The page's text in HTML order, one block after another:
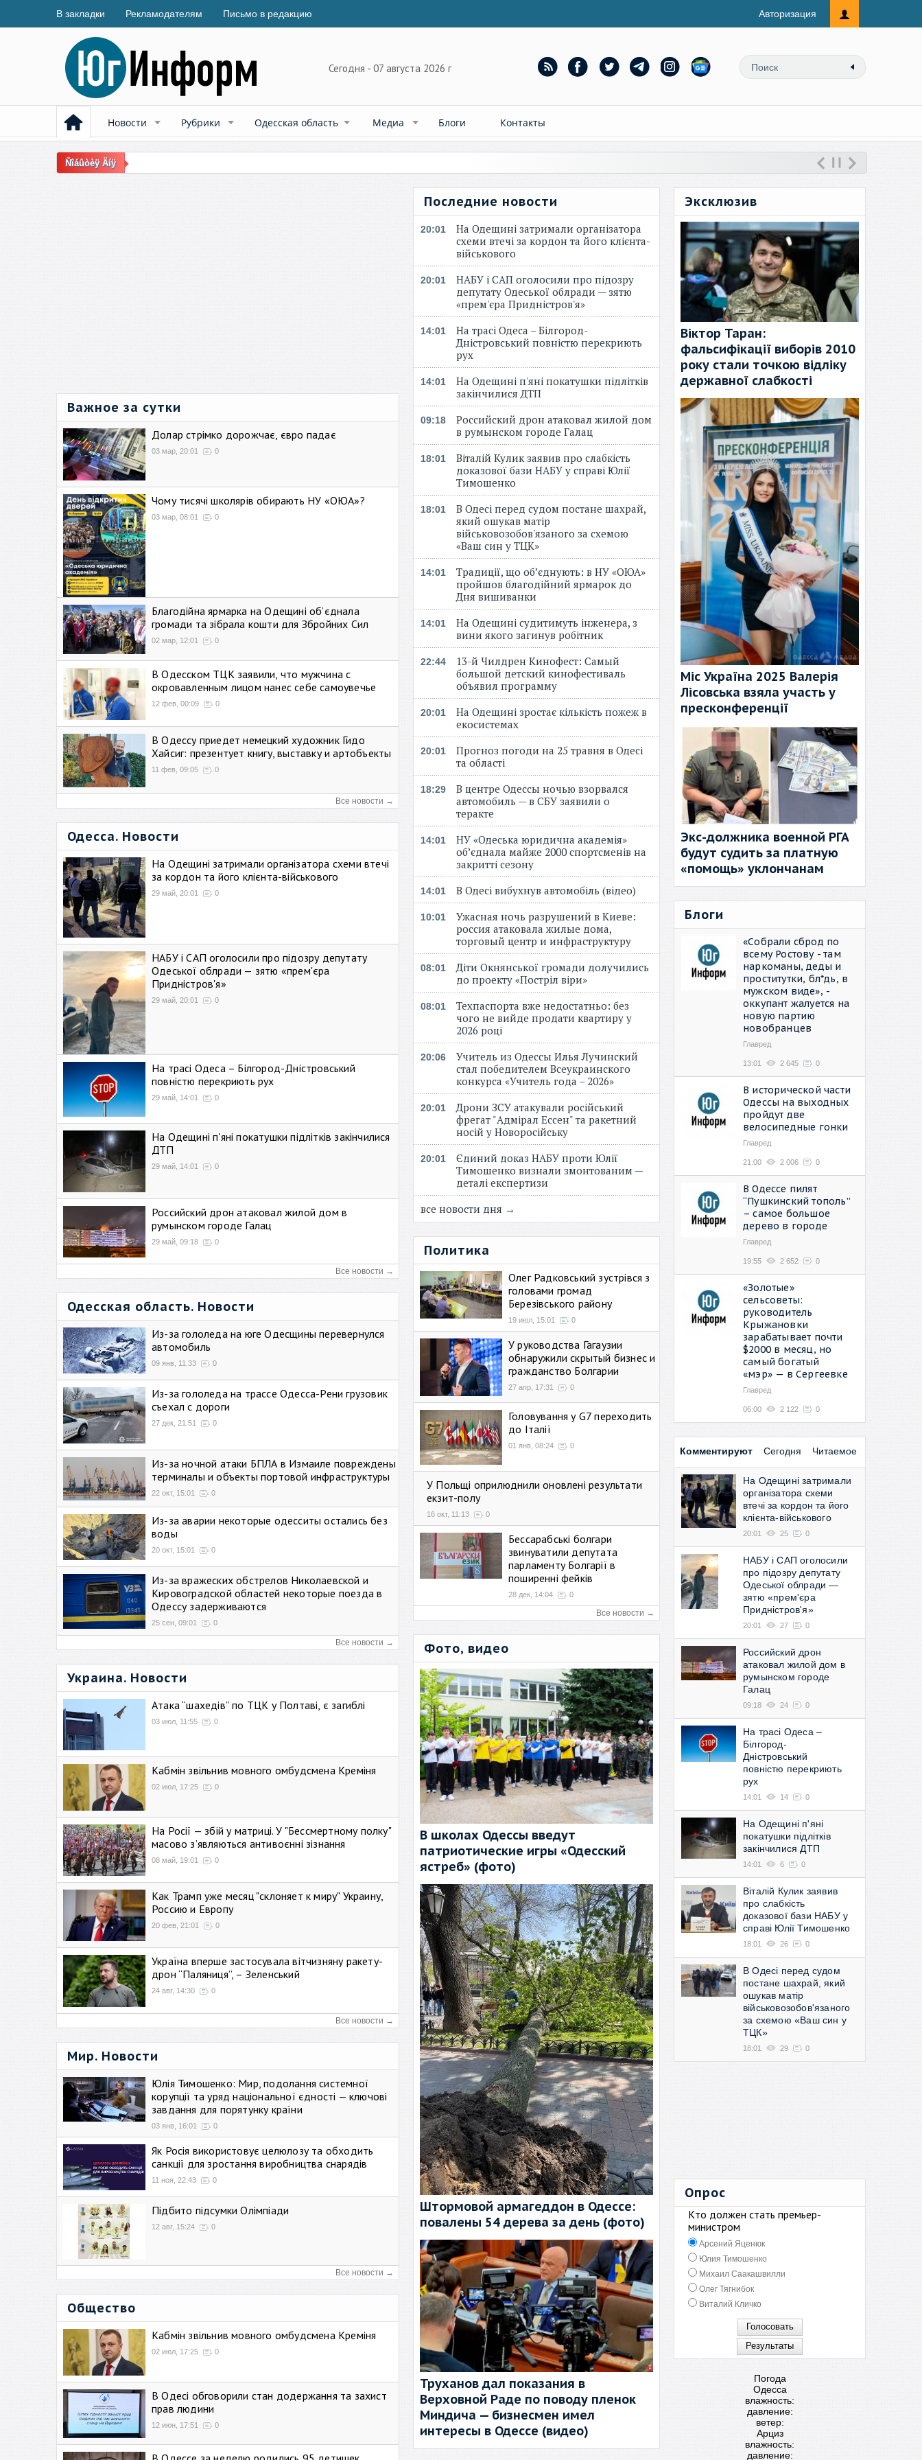
В закладки Рекламодателям Письмо в редакцию Авторизация
Сегодня - 07 августа 2026 г
Новости Рубрики Одесская область Медиа Блоги Контакты
Ñîáûòèÿ Äíÿ
Важное за сутки
Долар стрімко дорожчає, євро падає
03 мар, 20:01 0
Чому тисячі школярів обирають НУ «ОЮА»?
03 мар, 08:01 0
Благодійна ярмарка на Одещині об’єднала
громади та зібрала кошти для Збройних Сил
02 мар, 12:01 0
В Одесском ТЦК заявили, что мужчина с
окровавленным лицом нанес себе самоувечье
12 фев, 00:09 0
В Одессу приедет немецкий художник Гидо
Хайсиг: презентует книгу, выставку и артобъекты
11 фев, 09:05 0
Все новости →
Одесса. Новости
На Одещині затримали організатора схеми втечі
за кордон та його клієнта-військового
29 май, 20:01 0
НАБУ і САП оголосили про підозру депутату
Одеської облради — зятю «прем'єра
Придністров'я»
29 май, 20:01 0
На трасі Одеса – Білгород-Дністровський
повністю перекриють рух
29 май, 14:01 0
На Одещині п'яні покатушки підлітків закінчилися
ДТП
29 май, 14:01 0
Российский дрон атаковал жилой дом в
румынском городе Галац
29 май, 09:18 0
Все новости →
Одесская область. Новости
Из-за гололеда на юге Одесщины перевернулся
автомобиль
09 янв, 11:33 0
Из-за гололеда на трассе Одесса-Рени грузовик
съехал с дороги
27 дек, 21:51 0
Из-за ночной атаки БПЛА в Измаиле повреждены
терминалы и объекты портовой инфраструктуры
22 окт, 15:01 0
Из-за аварии некоторые одесситы остались без
воды
20 окт, 15:01 0
Из-за вражеских обстрелов Николаевской и
Кировоградской областей некоторые поезда в
Одессу задерживаются
25 сен, 09:01 0
Все новости →
Украина. Новости
Атака “шахедів” по ТЦК у Полтаві, є загиблі
03 июл, 11:55 0
Кабмін звільнив мовного омбудсмена Креміня
02 июл, 17:25 0
На Росії — збій у матриці. У "Бессмертному полку"
масово зʼявляються антивоєнні зізнання
08 май, 19:01 0
Как Трамп уже месяц "склоняет к миру" Украину,
Россию и Европу
20 фев, 21:01 0
Україна вперше застосувала вітчизняну ракету-
дрон “Паляниця”, – Зеленський
24 авг, 14:30 0
Все новости →
Мир. Новости
Юлія Тимошенко: Мир, подолання системної
корупції та уряд національної єдності — ключові
завдання для порятунку країни
03 янв, 16:01 0
Як Росія використовує целюлозу та обходить
санкції для зростання виробництва снарядів
11 ноя, 22:43 0
Підбито підсумки Олімпіади
12 авг, 15:24 0
Все новости →
Общество
Кабмін звільнив мовного омбудсмена Креміня
02 июл, 17:25 0
В Одесі обговорили стан додержання та захист
прав людини
12 июн, 17:51 0
Последние новости
20:01
На Одещині затримали організатора
схеми втечі за кордон та його клієнта-
військового
20:01
НАБУ і САП оголосили про підозру
депутату Одеської облради — зятю
«прем'єра Придністров'я»
14:01
На трасі Одеса – Білгород-
Дністровський повністю перекриють
рух
14:01
На Одещині п'яні покатушки підлітків
закінчилися ДТП
09:18
Российский дрон атаковал жилой дом
в румынском городе Галац
18:01
Віталій Кулик заявив про слабкість
доказової бази НАБУ у справі Юлії
Тимошенко
18:01
В Одесі перед судом постане шахрай,
який ошукав матір
військовозобов'язаного за схемою
«Ваш син у ТЦК»
14:01
Традиції, що об’єднують: в НУ «ОЮА»
пройшов благодійний ярмарок до
Дня вишиванки
14:01
На Одещині судитимуть інженера, з
вини якого загинув робітник
22:44
13-й Чилдрен Кинофест: Самый
большой детский кинофестиваль
объявил программу
20:01
На Одещині зростає кількість пожеж в
екосистемах
20:01
Прогноз погоди на 25 травня в Одесі
та області
18:29
В центре Одессы ночью взорвался
автомобиль — в СБУ заявили о
теракте
14:01
НУ «Одеська юридична академія»
об’єднала майже 2000 спортсменів на
закритті сезону
14:01 В Одесі вибухнув автомобіль (відео)
10:01
Ужасная ночь разрушений в Киеве:
россия атаковала жилые дома,
торговый центр и инфраструктуру
08:01
Діти Окнянської громади долучились
до проекту «Постріл віри»
08:01
Техпаспорта вже недостатньо: без
чого не вийде продати квартиру у
2026 році
20:06
Учитель из Одессы Илья Лучинский
стал победителем Всеукраинского
конкурса «Учитель года – 2026»
20:01
Дрони ЗСУ атакували російський
фрегат "Адмірал Ессен" та ракетний
носій у Новоросійську
20:01
Єдиний доказ НАБУ проти Юлії
Тимошенко визнали змонтованим —
деталі експертизи
все новости дня →
Политика
Олег Радковський зустрівся з
головами громад
Березівського району
19 июл, 15:01 0
У руководства Гагаузии
обнаружили скрытый бизнес и
гражданство Болгарии
27 апр, 17:31 0
Головування у G7 переходить
до Італії
01 янв, 08:24 0
У Польщі оприлюднили оновлені результати
екзит-полу
16 окт, 11:13 0
Бессарабські болгари
звинуватили депутата
парламенту Болгарії в
поширенні фейків
28 дек, 14:04 0
Все новости →
Фото, видео
В школах Одессы введут
патриотические игры «Одесский
ястреб» (фото)
Штормовой армагеддон в Одессе:
повалены 54 дерева за день (фото)
Труханов дал показания в
Верховной Раде по поводу пленок
Миндича — бизнесмен имел
интересы в Одессе (видео)
Эксклюзив
Віктор Таран:
фальсифікації виборів 2010
року стали точкою відліку
державної слабкості
Міс Україна 2025 Валерія
Лісовська взяла участь у
пресконференції
Экс-должника военной РГА
будут судить за платную
«помощь» уклончанам
Блоги
«Собрали сброд по
всему Ростову - там
наркоманы, деды и
проститутки, бл*дь, в
мужском виде», -
оккупант жалуется на
новую партию
новобранцев
Главред
13:01 2 645 0
В исторической части
Одессы на выходных
пройдут две
велосипедные гонки
Главред
21:00 2 006 0
В Одессе пилят
“Пушкинский тополь”
– самое большое
дерево в городе
Главред
19:55 2 652 0
«Золотые»
сельсоветы:
руководитель
Крыжановки
зарабатывает почти
$2000 в месяц, но
самый богатый
«мэр» — в Сергеевке
Главред
06:00 2 122 0
Комментируют Сегодня Читаемое
На Одещині затримали
організатора схеми
втечі за кордон та його
клієнта-військового
20:01 25 0
НАБУ і САП оголосили
про підозру депутату
Одеської облради —
зятю «прем'єра
Придністров'я»
20:01 27 0
Российский дрон
атаковал жилой дом в
румынском городе
Галац
09:18 24 0
На трасі Одеса –
Білгород-
Дністровський
повністю перекриють
рух
14:01 14 0
На Одещині п'яні
покатушки підлітків
закінчилися ДТП
14:01 6 0
Віталій Кулик заявив
про слабкість
доказової бази НАБУ у
справі Юлії Тимошенко
18:01 26 0
В Одесі перед судом
постане шахрай, який
ошукав матір
військовозобов'язаного
за схемою «Ваш син у
ТЦК»
18:01 29 0
Опрос
Кто должен стать премьер-
министром
Арсений Яценюк
Юлия Тимошенко
Михаил Саакашвилли
Олег Тягнибок
Виталий Кличко
Погода
Одесса
влажность:
давление:
ветер:
Арциз
влажность:
давление: